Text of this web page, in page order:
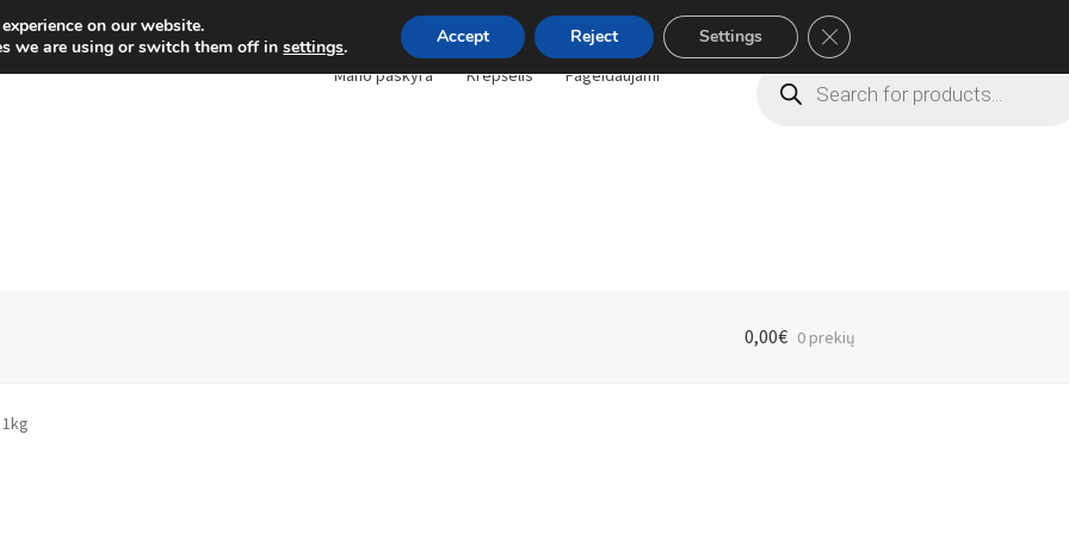
Mano paskyra Krepšelis Pageidaujami Products
search
0,00€ 0 prekių
on our website.
we are using or switch them off insettings. Accept Reject Settings Close GDPR Cookie Banner